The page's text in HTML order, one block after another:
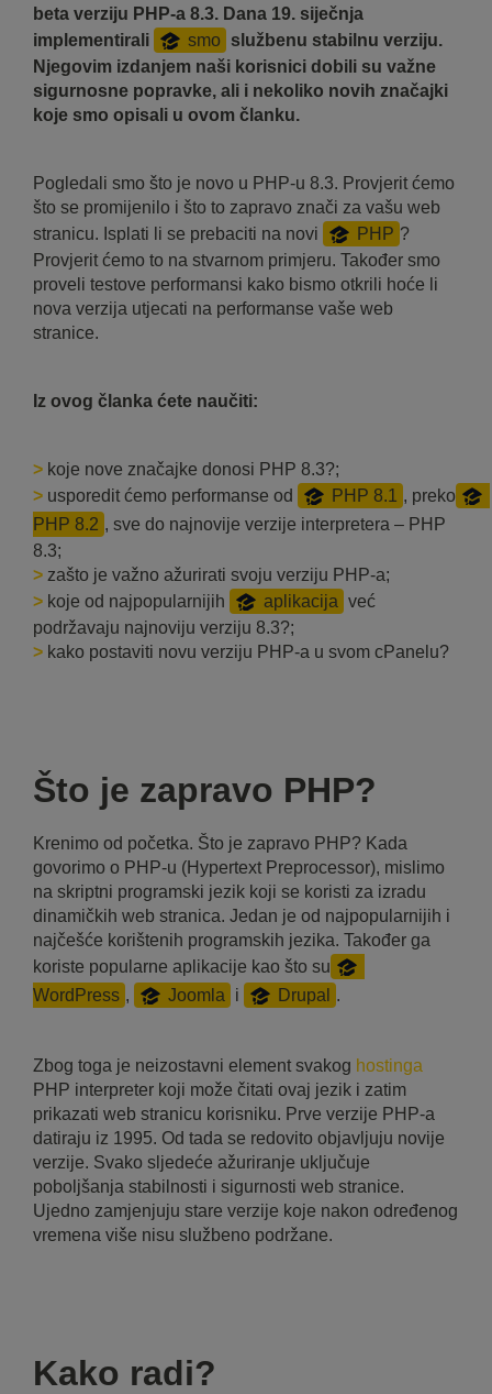
beta verziju PHP-a 8.3. Dana 19. siječnja
implementirali
smo
službenu stabilnu verziju.
Njegovim izdanjem naši korisnici dobili su važne
sigurnosne popravke, ali i nekoliko novih značajki
koje smo opisali u ovom članku.
Pogledali smo što je novo u PHP-u 8.3. Provjerit ćemo
što se promijenilo i što to zapravo znači za vašu web
stranicu. Isplati li se prebaciti na novi
PHP ?
Provjerit ćemo to na stvarnom primjeru. Također smo
proveli testove performansi kako bismo otkrili hoće li
nova verzija utjecati na performanse vaše web
stranice.
Iz ovog članka ćete naučiti:
> koje nove značajke donosi PHP 8.3?;
> usporedit ćemo performanse od PHP 8.1
, preko
PHP 8.2 , sve do najnovije verzije interpretera – PHP
8.3;
> zašto je važno ažurirati svoju verziju PHP-a;
> koje od najpopularnijih aplikacija već
podržavaju najnoviju verziju 8.3?;
> kako postaviti novu verziju PHP-a u svom cPanelu?
Što je zapravo PHP?
Krenimo od početka. Što je zapravo PHP? Kada
govorimo o PHP-u (Hypertext Preprocessor), mislimo
na skriptni programski jezik koji se koristi za izradu
dinamičkih web stranica. Jedan je od najpopularnijih i
najčešće korištenih programskih jezika. Također ga
koriste popularne aplikacije kao što su
WordPress , Joomla i Drupal .
Zbog toga je neizostavni element svakog hostinga
PHP interpreter koji može čitati ovaj jezik i zatim
prikazati web stranicu korisniku. Prve verzije PHP-a
datiraju iz 1995. Od tada se redovito objavljuju novije
verzije. Svako sljedeće ažuriranje uključuje
poboljšanja stabilnosti i sigurnosti web stranice.
Ujedno zamjenjuju stare verzije koje nakon određenog
vremena više nisu službeno podržane.
Kako radi?